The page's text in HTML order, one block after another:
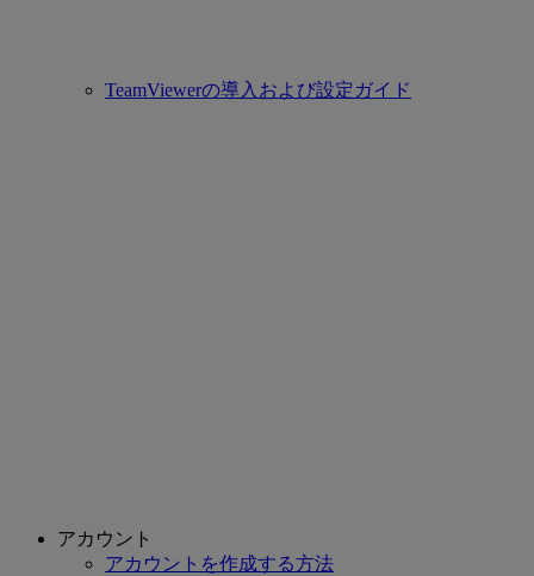
TeamViewerの導入および設定ガイド
アカウント
アカウントを作成する方法